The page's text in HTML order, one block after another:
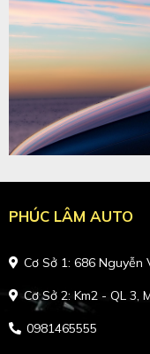
PHÚC LÂM AUTO
Cơ Sở 1: 686 Nguyễn
Cơ Sở 2: Km2 - QL 3,
0981465555